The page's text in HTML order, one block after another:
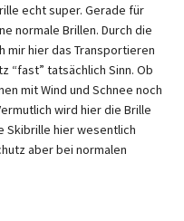
echt super. Gerade für
normale Brillen. Durch die
mir hier das Transportieren
“fast” tatsächlich Sinn. Ob
mit Wind und Schnee noch
wird hier die Brille
Skibrille hier wesentlich
aber bei normalen